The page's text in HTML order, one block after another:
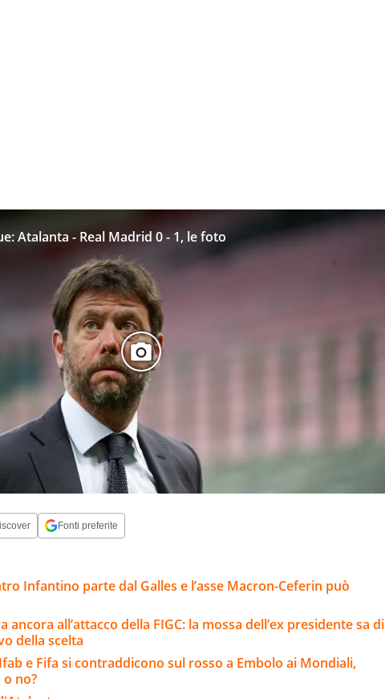
Atalanta - Real Madrid 0 - 1, le foto
Fonti preferite
Infantino parte dal Galles e l’asse Macron-Ceferin può
ancora all’attacco della FIGC: la mossa dell’ex presidente sa di
della scelta
e Fifa si contraddicono sul rosso a Embolo ai Mondiali,
no?